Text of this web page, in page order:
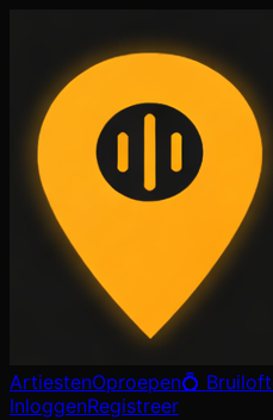
ArtiestenOproepen💍
InloggenRegistreer